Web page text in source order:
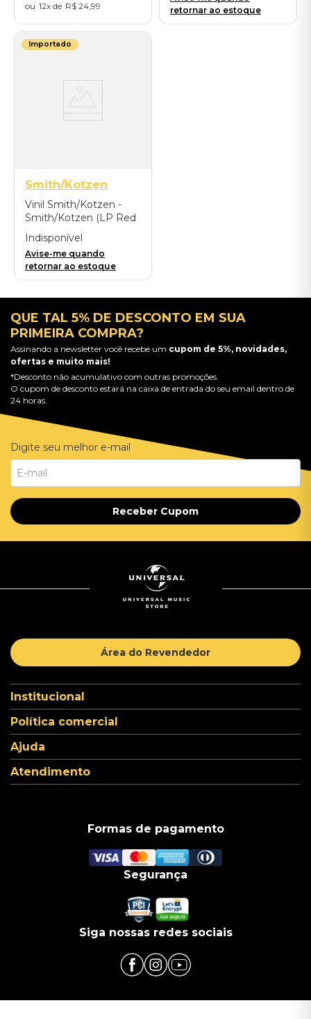
12 R$ 24 99
retornar ao estoque
Importado
Smith/Kotzen
Vinil Smith/Kotzen -
Smith/Kotzen (LP Red
& Black Smoke Vinyl) -
Importado
Indisponível
Avise-me quando
retornar ao estoque
QUE TAL 5% DE DESCONTO EM SUA
PRIMEIRA COMPRA?
Assinando a newsletter você recebe um cupom de 5%, novidades,
ofertas e muito mais!
*Desconto não acumulativo com outras promoções.
O cupom de desconto estará na caixa de entrada do seu email dentro de
24 horas.
Digite seu melhor e-mail
Receber Cupom
Área do Revendedor
Institucional
Política comercial
Ajuda
Atendimento
Formas de pagamento
Segurança
Siga nossas redes sociais